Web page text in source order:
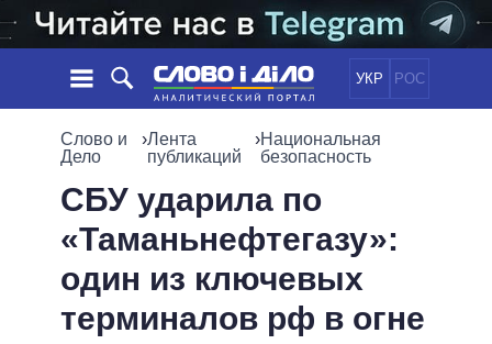
УКР РОС
НОВОСТИ
ЛЕНТА
СОБЫТИЯ
СТАТЬИ
МНЕНИЯ
ОБЗОРЫ
ОБЩЕСТВО
МИР
ПОЛИТИКИ
ВСЕ ПОЛИТИКИ
ПРЕЗИДЕНТ И ОФИС
ИНФОГРАФИКА
ВИДЕО
Слово и
Дело
›Лента
публикаций
›Национальная
безопасность
СБУ ударила по
«Таманьнефтегазу»:
один из ключевых
терминалов рф в огне